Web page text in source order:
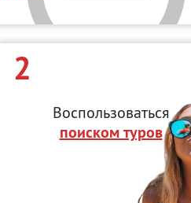
2
Воспользоваться
поиском туров